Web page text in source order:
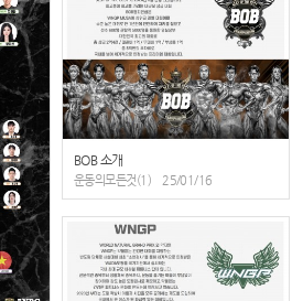
BOB 소개
운동의모든것(1) 25/01/16